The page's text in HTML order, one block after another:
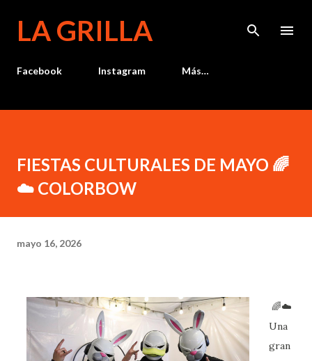
LA GRILLA
Facebook Instagram Más…
FIESTAS CULTURALES DE MAYO 🌈
☁️ COLORBOW
mayo 16, 2026
🌈☁️
Una
gran